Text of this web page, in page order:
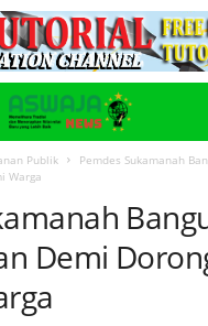
Publik
Pemdes Sukamanah
Warga
Demi